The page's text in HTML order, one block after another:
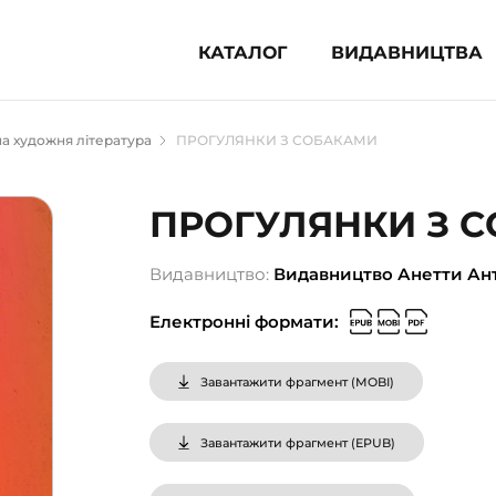
КАТАЛОГ ВИДАВНИЦТВА
література (1854)
для підлітків (240)
популярна література (1015)
література та посібники
довідники, словники
сертифікати (1)
художня література ПРОГУЛЯНКИ З СОБАКАМИ
ПРОГУЛЯНКИ З
Видавництво: Видавництво Анетти
Електронні формати:
Завантажити фрагмент (MOBI)
Завантажити фрагмент (EPUB)